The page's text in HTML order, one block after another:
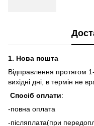
1. Нова пошта
Відправлення протягом
вихідні дні, в термін не
Спосіб оплати:
-повна оплата
-післяплата(при